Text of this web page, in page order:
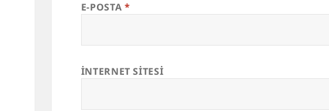
E-POSTA *
İNTERNET SITESI